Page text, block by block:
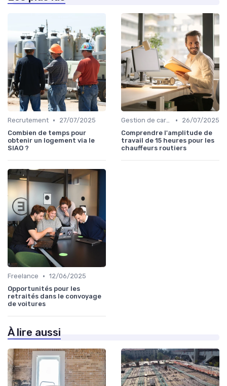
Recrutement •
27/07/2025
Combien de temps pour
obtenir un logement via le
SIAO ?
Gestion de carrière •
26/07/2025
Comprendre l'amplitude de
travail de 15 heures pour les
chauffeurs routiers
Freelance • 12/06/2025
Opportunités pour les
retraités dans le convoyage
de voitures
À lire aussi